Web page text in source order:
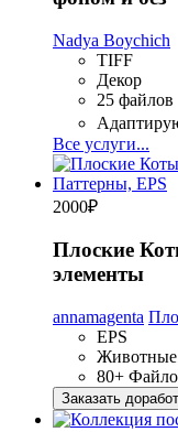
Nadya Boychich
TIFF
Декор
25 файлов
Все услуги...
2000₽
Плоские
элементы
annamagenta
EPS
Животные
80+
Заказать